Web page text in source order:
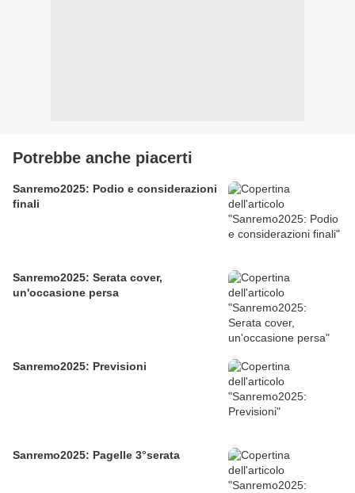
Potrebbe anche piacerti
Sanremo2025: Podio e considerazioni
finali
Sanremo2025: Serata cover,
un'occasione persa
Sanremo2025: Previsioni
Sanremo2025: Pagelle 3°serata